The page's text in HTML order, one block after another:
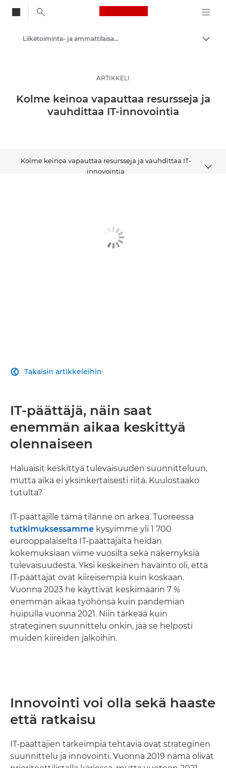
Canon Logo, back
Ajankohtaista
Liiketoiminta- ja ammattilaisartikkelit
ARTIKKELI
Kolme keinoa vapauttaa resursseja ja
vauhdittaa IT-innovointia
Kolme keinoa vapauttaa resursseja ja vauhdittaa IT-
innovointia
Takaisin artikkeleihin

IT-päättäjä, näin saat
enemmän aikaa keskittyä
olennaiseen
Haluaisit keskittyä tulevaisuuden suunnitteluun,
mutta aika ei yksinkertaisesti riitä. Kuulostaako
tutulta?
IT-päättäjille tämä tilanne on arkea. Tuoreessa
tutkimuksessamme kysyimme yli 1 700
eurooppalaiselta IT-päättäjältä heidän
kokemuksiaan viime vuosilta sekä näkemyksiä
tulevaisuudesta. Yksi keskeinen havainto oli, että
IT-päättäjät ovat kiireisempiä kuin koskaan.
Vuonna 2023 he käyttivät keskimäärin 7 %
enemmän aikaa työhönsä kuin pandemian
huipulla vuonna 2021. Niin tärkeää kuin
strateginen suunnittelu onkin, jää se helposti
muiden kiireiden jalkoihin.
Innovointi voi olla sekä haaste
että ratkaisu
IT-päättäjien tärkeimpiä tehtäviä ovat strateginen
suunnittelu ja innovointi. Vuonna 2019 nämä olivat